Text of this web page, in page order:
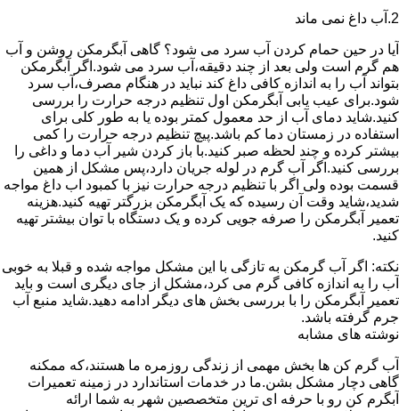
2.آب داغ نمی ماند
آیا در حین حمام کردن آب سرد می شود؟ گاهی آبگرمکن روشن و آب
هم گرم است ولی بعد از چند دقیقه،آب سرد می شود.اگر آبگرمکن
بتواند آب را به اندازه کافی داغ کند نباید در هنگام مصرف،آب سرد
شود.برای عیب یابی آبگرمکن اول تنظیم درجه حرارت را بررسی
کنید.شاید دمای آب از حد معمول کمتر بوده یا به طور کلی برای
استفاده در زمستان دما کم باشد.پیچ تنظیم درجه حرارت را کمی
بیشتر کرده و چند لحظه صبر کنید.با باز کردن شیر آب دما و داغی را
بررسی کنید.اگر آب گرم در لوله جریان دارد،پس مشکل از همین
قسمت بوده ولی اگر با تنظیم درجه حرارت نیز با کمبود اب داغ مواجه
شدید،شاید وقت آن رسیده که یک آبگرمکن بزرگتر تهیه کنید.هزینه
تعمیر آبگرمکن را صرفه جویی کرده و یک دستگاه با توان بیشتر تهیه
کنید.
نکته: اگر آب گرمکن به تازگی با این مشکل مواجه شده و قبلا به خوبی
آب را به اندازه کافی گرم می کرد،مشکل از جای دیگری است و باید
تعمیر آبگرمکن را با بررسی بخش های دیگر ادامه دهید.شاید منبع آب
جرم گرفته باشد.
نوشته های مشابه
آب گرم کن ها بخش مهمی از زندگی روزمره ما هستند،که ممکنه
گاهی دچار مشکل بشن.ما در خدمات استاندارد در زمینه تعمیرات
آبگرم کن رو با حرفه ای ترین متخصصین شهر به شما ارائه